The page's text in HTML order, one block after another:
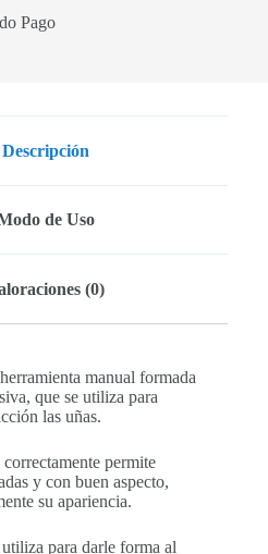
Pago
Descripción
de Uso
(0)
manual formada
que se utiliza para
las uñas.
permite
y con buen aspecto,
su apariencia.
para darle forma al